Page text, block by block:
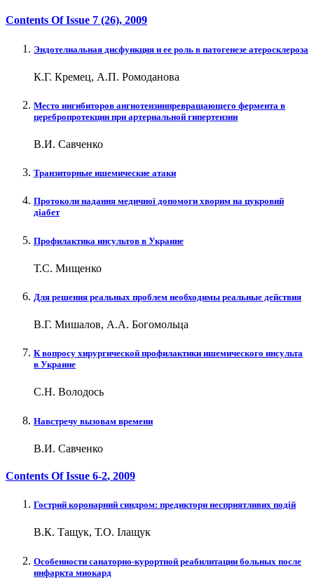
Contents Of Issue 7 (26), 2009
Эндотелиальная дисфункция и ее роль в патогенезе атеросклероза
К.Г. Кремец, А.П. Ромоданова
Место ингибиторов ангиотензинпревращающего фермента в
церебропротекции при артериальной гипертензии
В.И. Савченко
Транзиторные ишемические атаки
Протоколи надання медичної допомоги хворим на цукровий
діабет
Профилактика инсультов в Украине
Т.С. Мищенко
Для решения реальных проблем необходимы реальные действия
В.Г. Мишалов, А.А. Богомольца
К вопросу хирургической профилактики ишемического инсульта
в Украине
С.Н. Володось
Навстречу вызовам времени
В.И. Савченко
Contents Of Issue 6-2, 2009
Гострий коронарний синдром: предиктори несприятливих подій
В.К. Тащук, Т.О. Ілащук
Особенности санаторно-курортной реабилитации больных после
инфаркта миокард